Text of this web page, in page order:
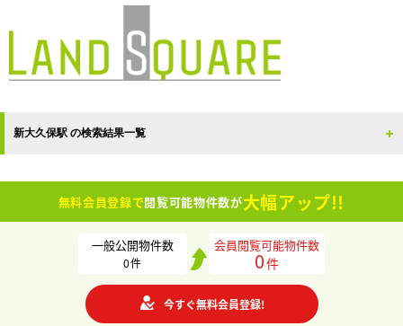
新大久保駅 の検索結果一覧
無料会員登録で閲覧可能物件数が大幅アップ!!
一般公開物件数
0件
会員閲覧可能物件数
0件
今すぐ無料会員登録!